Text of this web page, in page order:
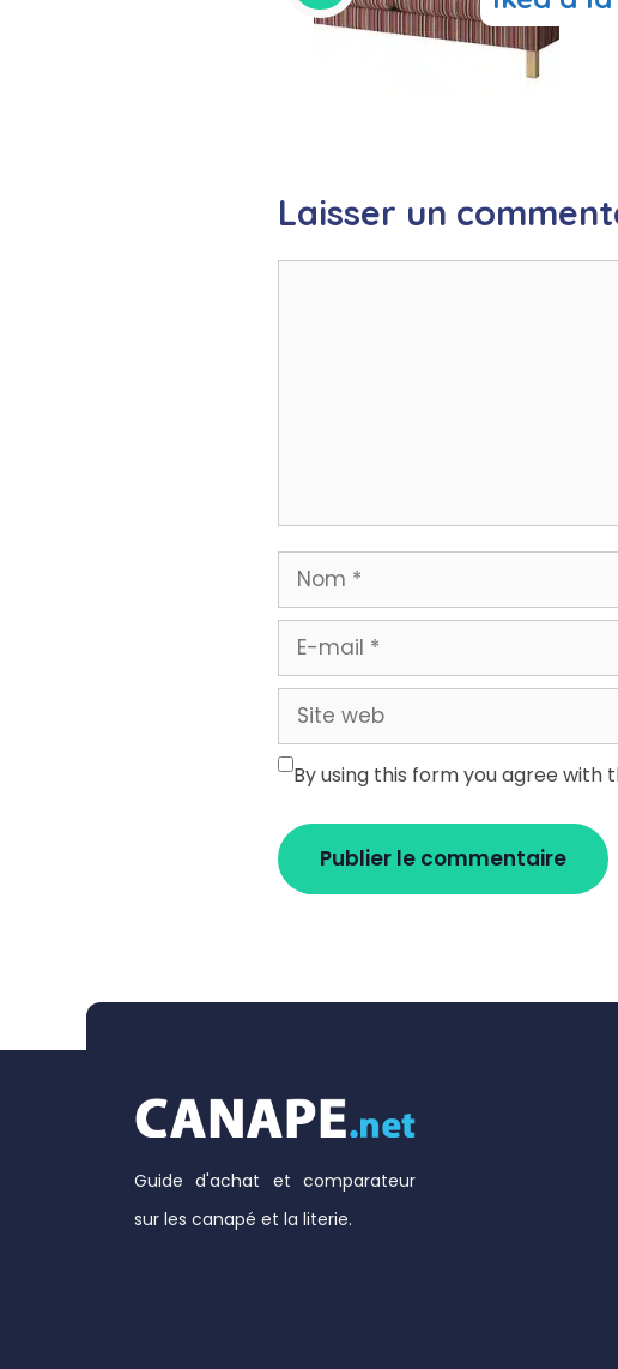
Laisser un
Nom
mail
Site
web
By using this form you agree
Guide d'achat et comparateur
sur les canapé et la literie.